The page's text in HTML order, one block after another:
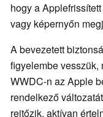
hogy a
vagy képernyőn
A bevezetett
figyelembe vesszük,
WWDC-n az Apple
rendelkező
rejtőzik, aktívan